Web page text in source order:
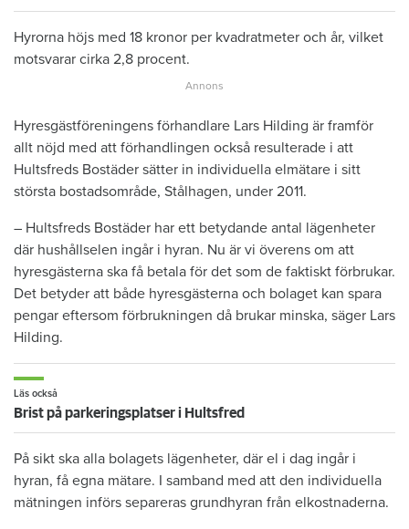
Hyrorna höjs med 18 kronor per kvadratmeter och år, vilket
motsvarar cirka 2,8 procent.
Hyresgästföreningens förhandlare Lars Hilding är framför
allt nöjd med att förhandlingen också resulterade i att
Hultsfreds Bostäder sätter in individuella elmätare i sitt
största bostadsområde, Stålhagen, under 2011.
– Hultsfreds Bostäder har ett betydande antal lägenheter
där hushållselen ingår i hyran. Nu är vi överens om att
hyresgästerna ska få betala för det som de faktiskt förbrukar.
Det betyder att både hyresgästerna och bolaget kan spara
pengar eftersom förbrukningen då brukar minska, säger Lars
Hilding.
Läs också
Brist på parkeringsplatser i Hultsfred
På sikt ska alla bolagets lägenheter, där el i dag ingår i
hyran, få egna mätare. I samband med att den individuella
mätningen införs separeras grundhyran från elkostnaderna.